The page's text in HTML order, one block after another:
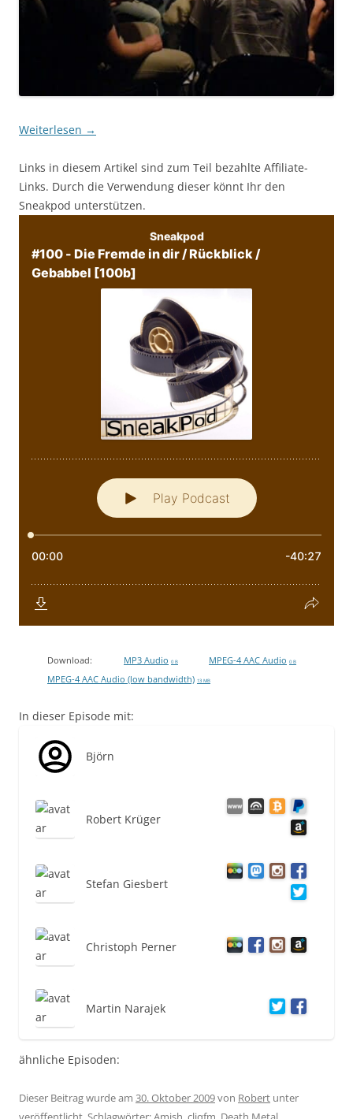
Weiterlesen →
Links in diesem Artikel sind zum Teil bezahlte Affiliate-
Links. Durch die Verwendung dieser könnt Ihr den
Sneakpod unterstützen.
Download: MP3 Audio 0 B MPEG-4 AAC Audio 0 B
MPEG-4 AAC Audio (low bandwidth) 13 MB
In dieser Episode mit:
Björn
Robert Krüger
Stefan Giesbert
Christoph Perner
Martin Narajek
ähnliche Episoden:
Dieser Beitrag wurde am 30. Oktober 2009von Robert unter